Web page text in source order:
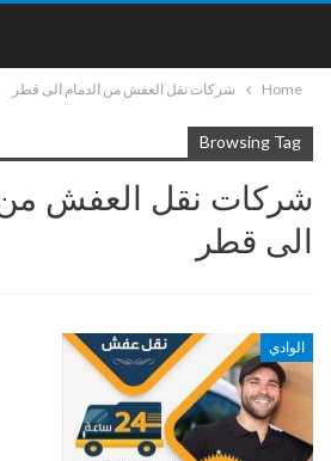
Home شركات نقل العفش من الدمام الى قطر
Browsing Tag
شركات نقل العفش من
الى قطر
الوادي